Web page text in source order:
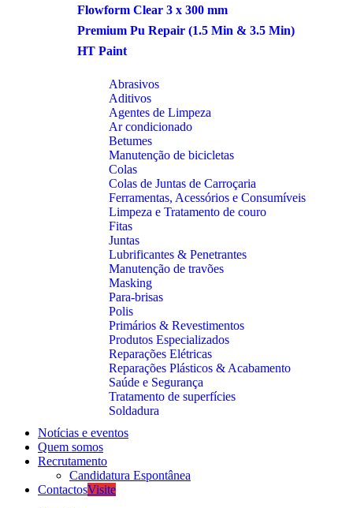
Flowform Clear 3 x 300 mm
Premium Pu Repair (1.5 Min & 3.5 Min)
HT Paint
Abrasivos
Aditivos
Agentes de Limpeza
Ar condicionado
Betumes
Manutenção de bicicletas
Colas
Colas de Juntas de Carroçaria
Ferramentas, Acessórios e Consumíveis
Limpeza e Tratamento de couro
Fitas
Juntas
Lubrificantes & Penetrantes
Manutenção de travões
Masking
Para-brisas
Polis
Primários & Revestimentos
Produtos Especializados
Reparações Elétricas
Reparações Plásticos & Acabamento
Saúde e Segurança
Tratamento de superfícies
Soldadura
Notícias e eventos
Quem somos
Recrutamento
Candidatura Espontânea
ContactosVisite